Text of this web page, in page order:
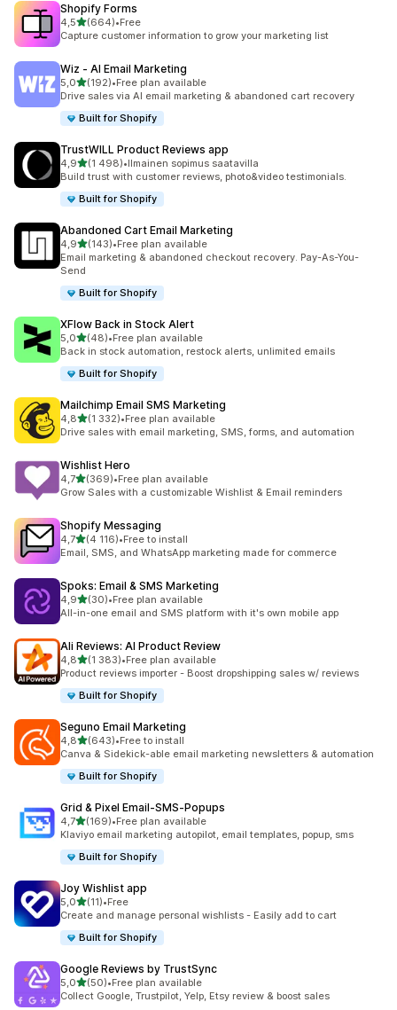
Shopify Forms
4,5/ 5 tähteä
(664)
664 arvostelua yhteensä
•Free
Capture customer information to grow your marketing list
Wiz ‑ AI Email Marketing
5,0/ 5 tähteä
(192)
192 arvostelua yhteensä
•Free plan available
Drive sales via AI email marketing & abandoned cart recovery
Built for Shopify
TrustWILL Product Reviews app
4,9/ 5 tähteä
(1 498)
1498 arvostelua yhteensä
•Ilmainen sopimus saatavilla
Build trust with customer reviews, photo&video testimonials.
Built for Shopify
Abandoned Cart Email Marketing
4,9/ 5 tähteä
(143)
143 arvostelua yhteensä
•Free plan available
Email marketing & abandoned checkout recovery. Pay-As-You-
Send
Built for Shopify
XFlow Back in Stock Alert
5,0/ 5 tähteä
(48)
48 arvostelua yhteensä
•Free plan available
Back in stock automation, restock alerts, unlimited emails
Built for Shopify
Mailchimp Email SMS Marketing
4,8/ 5 tähteä
(1 332)
1332 arvostelua yhteensä
•Free plan available
Drive sales with email marketing, SMS, forms, and automation
Wishlist Hero
4,7/ 5 tähteä
(369)
369 arvostelua yhteensä
•Free plan available
Grow Sales with a customizable Wishlist & Email reminders
Shopify Messaging
4,7/ 5 tähteä
(4 116)
4116 arvostelua yhteensä
•Free to install
Email, SMS, and WhatsApp marketing made for commerce
Spoks: Email & SMS Marketing
4,9/ 5 tähteä
(30)
30 arvostelua yhteensä
•Free plan available
All-in-one email and SMS platform with it's own mobile app
Ali Reviews: AI Product Review
4,8/ 5 tähteä
(1 383)
1383 arvostelua yhteensä
•Free plan available
Product reviews importer - Boost dropshipping sales w/ reviews
Built for Shopify
Seguno Email Marketing
4,8/ 5 tähteä
(643)
643 arvostelua yhteensä
•Free to install
Canva & Sidekick-able email marketing newsletters & automation
Built for Shopify
Grid & Pixel Email‑SMS‑Popups
4,7/ 5 tähteä
(169)
169 arvostelua yhteensä
•Free plan available
Klaviyo email marketing autopilot, email templates, popup, sms
Built for Shopify
Joy Wishlist app
5,0/ 5 tähteä
(11)
11 arvostelua yhteensä
•Free
Create and manage personal wishlists - Easily add to cart
Built for Shopify
Google Reviews by TrustSync
5,0/ 5 tähteä
(50)
50 arvostelua yhteensä
•Free plan available
Collect Google, Trustpilot, Yelp, Etsy review & boost sales